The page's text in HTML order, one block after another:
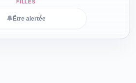
🔔 Être alertée